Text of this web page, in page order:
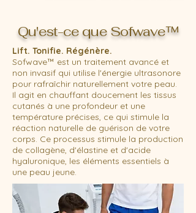
Qu'est-ce que Sofwave™
Lift. Tonifie. Régénère.
Sofwave™ est un traitement avancé et
non invasif qui utilise l'énergie ultrasonore
pour rafraîchir naturellement votre peau.
Il agit en chauffant doucement les tissus
cutanés à une profondeur et une
température précises, ce qui stimule la
réaction naturelle de guérison de votre
corps. Ce processus stimule la production
de collagène, d'élastine et d'acide
hyaluronique, les éléments essentiels à
une peau jeune.